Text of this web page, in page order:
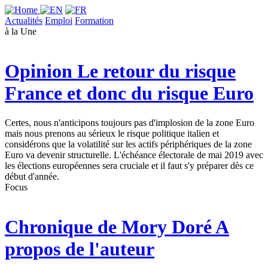
Actualités Emploi Formation
à la Une
Opinion Le retour du risque
France et donc du risque Euro
Certes, nous n'anticipons toujours pas d'implosion de la zone Euro
mais nous prenons au sérieux le risque politique italien et
considérons que la volatilité sur les actifs périphériques de la zone
Euro va devenir structurelle. L'échéance électorale de mai 2019 avec
les élections européennes sera cruciale et il faut s'y préparer dès ce
début d'année.
Focus
Chronique de Mory DoréA
propos de l'auteur